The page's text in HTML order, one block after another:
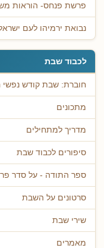
פרשת פנחס- הוראות
נבואת ירמיהו לעם
לכבוד שבת
חוברת: שבת קודש
מתכונים
מדריך למתחילים
סיפורים לכבוד שבת
ספר התודה - על סדר
סרטונים על השבת
שירי שבת
מאמרים